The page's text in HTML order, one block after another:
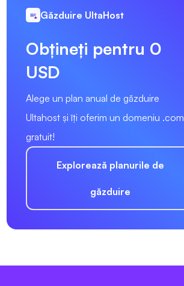
Găzduire UltaHost
Obțineți pentru 0
USD
Alege un plan anual de găzduire
Ultahost și îți oferim un domeniu .com
gratuit!
Explorează planurile de
găzduire